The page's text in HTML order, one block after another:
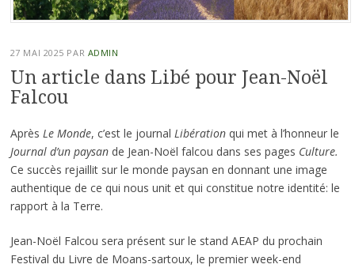
27 MAI 2025 PAR ADMIN
Un article dans Libé pour Jean-Noël
Falcou
Après Le Monde, c’est le journal Libérationqui met à l’honneur le
Journal d’un paysande Jean-Noël falcou dans ses pages Culture.
Ce succès rejaillit sur le monde paysan en donnant une image
authentique de ce qui nous unit et qui constitue notre identité: le
rapport à la Terre.
Jean-Noël Falcou sera présent sur le stand AEAP du prochain
Festival du Livre de Moans-sartoux, le premier week-end